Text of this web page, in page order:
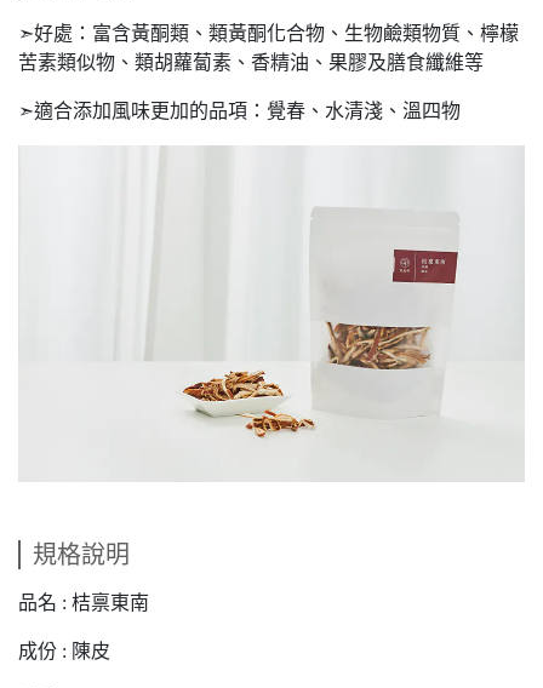
➣好處：富含黃酮類、類黃酮化合物、生物鹼類物質、檸檬
苦素類似物、類胡蘿蔔素、香精油、果膠及膳食纖維等
➣適合添加風味更加的品項：覺春、水清淺、溫四物
規格說明
品名 : 桔禀東南
成份 : 陳皮